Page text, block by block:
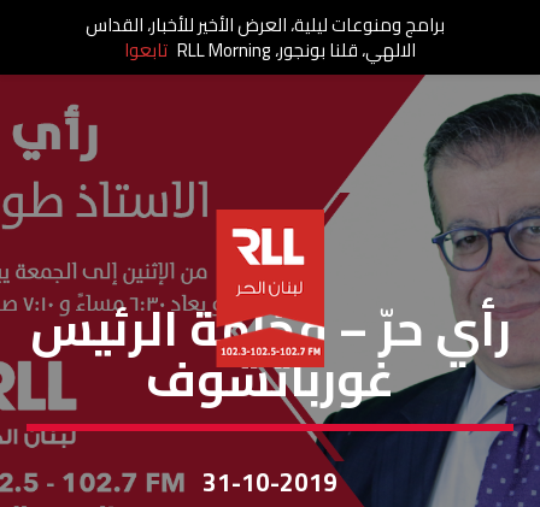
رأي حر
رأي حرّ – فخامة الرئيس
غورباتشوف
31-10-2019
برامج ومنوعات ليلية، العرض الأخير للأخبار، القداس
الالهي، قلنا بونجور، RLL Morning تابعوا